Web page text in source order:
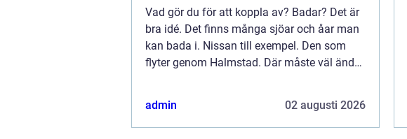
Vad gör du för att koppla av? Badar? Det är
bra idé. Det finns många sjöar och åar man
kan bada i. Nissan till exempel. Den som
flyter genom Halmstad. Där måste väl ändå
admin 02 augusti 2026